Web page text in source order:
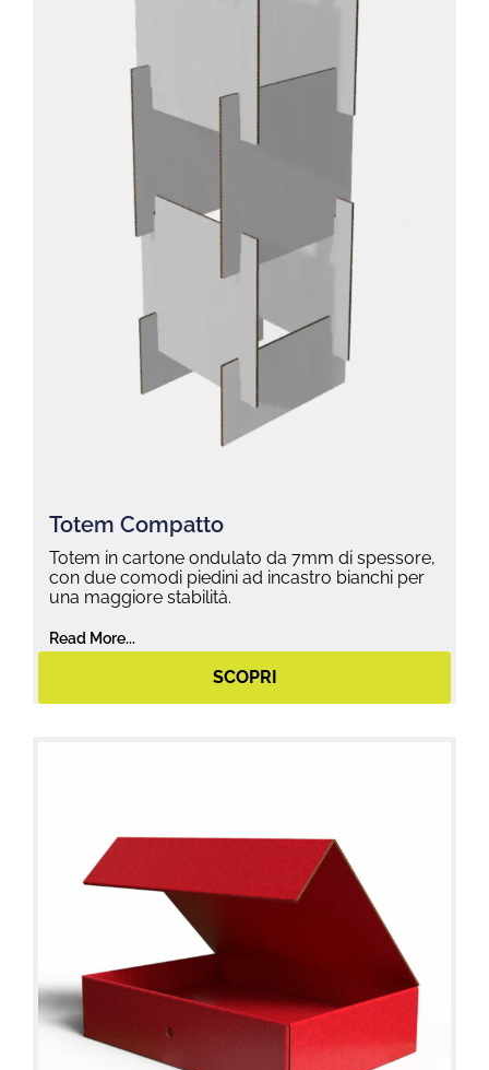
Totem Compatto
Totem in cartone ondulato da 7mm di spessore,
con due comodi piedini ad incastro bianchi per
una maggiore stabilità.
Read More...
SCOPRI